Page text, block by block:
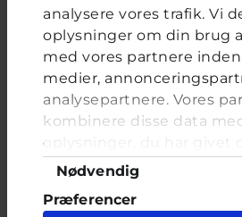
analysere vores trafik. Vi
oplysninger om din brug
med vores partnere
medier,
analysepartnere. Vores
kombinere disse data
oplysninger, du har givet
de har indsamlet fra din
tjenester. Du samtykker
hvis du fortsætter med at
Samtykkevalg
Nødvendig
Præferencer
Om brevkassen
Brevkassen holder sommerferie,
oprette et nyt spørgsmål.
Du kan stadig læse tidligere
Afstemning
Bliver du nogen gange jaloux?